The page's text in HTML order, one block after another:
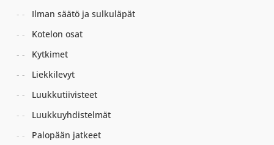
Ilman säätö ja sulkuläpät
Kotelon osat
Kytkimet
Liekkilevyt
Luukkutiivisteet
Luukkuyhdistelmät
Palopään jatkeet